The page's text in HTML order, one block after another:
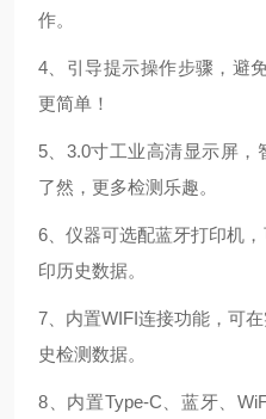
作。
4、引导提示操作步骤，避
更简单！
5、3.0寸工业高清显示屏，
了然，更多检测乐趣。
6、仪器可选配蓝牙打印机
印历史数据。
7、内置WIFI连接功能，可
史检测数据。
8、内置Type-C 、蓝牙、